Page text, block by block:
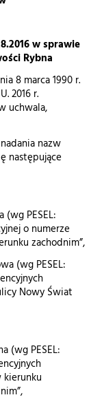
w sprawie
Rybna
8 marca 1990 r.
2016 r.
uchwala,
nazw
następujące
PESEL:
o numerze
zachodnim”,
(wg PESEL:
Nowy Świat
(wg PESEL:
kierunku